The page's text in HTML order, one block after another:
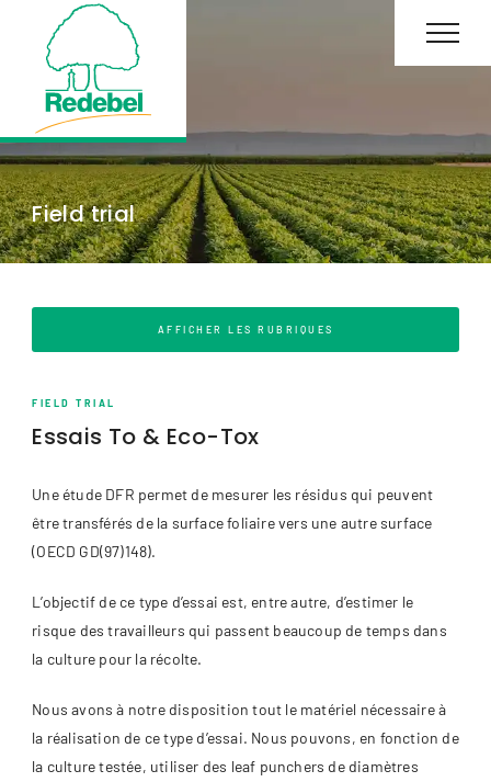
Field trial
AFFICHER LES RUBRIQUES
FIELD TRIAL
Essais To & Eco-Tox
Une étude DFR permet de mesurer les résidus qui peuvent
être transférés de la surface foliaire vers une autre surface
(OECD GD(97)148).
L’objectif de ce type d’essai est, entre autre, d’estimer le
risque des travailleurs qui passent beaucoup de temps dans
la culture pour la récolte.
Nous avons à notre disposition tout le matériel nécessaire à
la réalisation de ce type d’essai. Nous pouvons, en fonction de
la culture testée, utiliser des leaf punchers de diamètres